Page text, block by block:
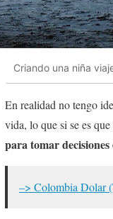
Criando una niña
En realidad no tengo
vida, lo que si se es
para tomar
–> Colombia Dolar